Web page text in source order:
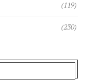
(119)
(230)